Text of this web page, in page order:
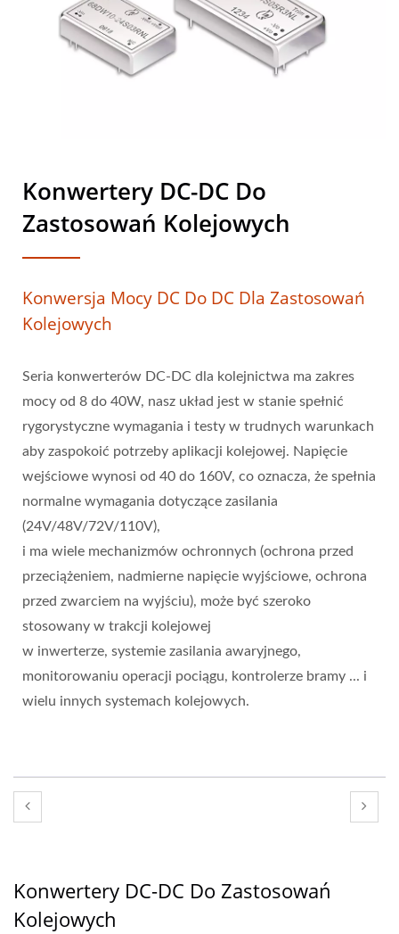
Konwertery DC-DC Do
Zastosowań Kolejowych
Konwersja Mocy DC Do DC Dla Zastosowań
Kolejowych
Seria konwerterów DC-DC dla kolejnictwa ma zakres
mocy od 8 do 40W, nasz układ jest w stanie spełnić
rygorystyczne wymagania i testy w trudnych warunkach
aby zaspokoić potrzeby aplikacji kolejowej. Napięcie
wejściowe wynosi od 40 do 160V, co oznacza, że spełnia
normalne wymagania dotyczące zasilania
(24V/48V/72V/110V),
i ma wiele mechanizmów ochronnych (ochrona przed
przeciążeniem, nadmierne napięcie wyjściowe, ochrona
przed zwarciem na wyjściu), może być szeroko
stosowany w trakcji kolejowej
w inwerterze, systemie zasilania awaryjnego,
monitorowaniu operacji pociągu, kontrolerze bramy ... i
wielu innych systemach kolejowych.
Konwertery DC-DC Do Zastosowań
Kolejowych